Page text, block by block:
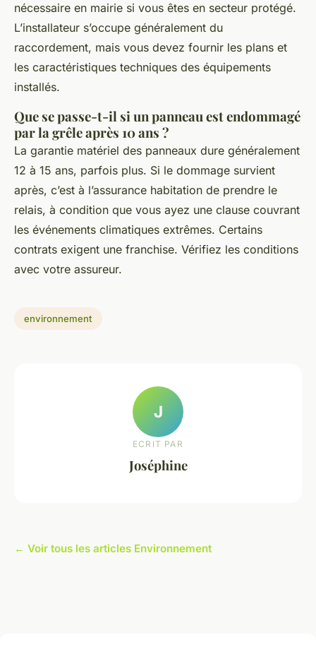
nécessaire en mairie si vous êtes en secteur protégé.
L’installateur s’occupe généralement du
raccordement, mais vous devez fournir les plans et
les caractéristiques techniques des équipements
installés.
Que se passe-t-il si un panneau est endommagé
par la grêle après 10 ans ?
La garantie matériel des panneaux dure généralement
12 à 15 ans, parfois plus. Si le dommage survient
après, c’est à l’assurance habitation de prendre le
relais, à condition que vous ayez une clause couvrant
les événements climatiques extrêmes. Certains
contrats exigent une franchise. Vérifiez les conditions
avec votre assureur.
environnement
J
ECRIT PAR
Joséphine
← Voir tous les articles Environnement